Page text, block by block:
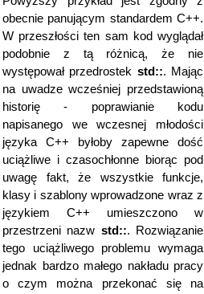
obecnie panującym standardem C++.
W przeszłości ten sam kod wyglądał
podobnie z tą różnicą, że nie
występował przedrostek std::. Mając
na uwadze wcześniej przedstawioną
historię - poprawianie kodu
napisanego we wczesnej młodości
języka C++ byłoby zapewne dość
uciążliwe i czasochłonne biorąc pod
uwagę fakt, że wszystkie funkcje,
klasy i szablony wprowadzone wraz z
językiem C++ umieszczono w
przestrzeni nazw std::. Rozwiązanie
tego uciążliwego problemu wymaga
jednak bardzo małego nakładu pracy
o czym można przekonać się na